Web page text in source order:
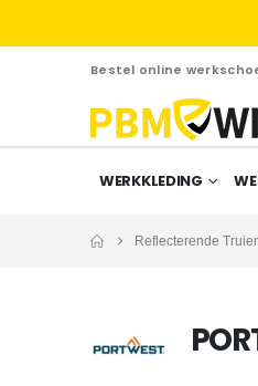
Bestel online
WERKKLEDING
Reflecterende